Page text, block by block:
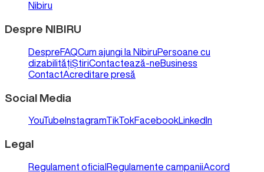
Nibiru
Despre NIBIRU
DespreFAQCum ajungi la NibiruPersoane cu
dizabilitățiȘtiriContactează-neBusiness
ContactAcreditare presă
Social Media
YouTube InstagramTikTokFacebookLinkedIn
Legal
Regulament oficial Regulamente campaniiAcord